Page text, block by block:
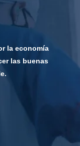
la economía
las buenas